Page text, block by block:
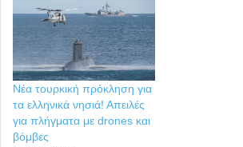
Νέα τουρκική πρόκληση για
τα ελληνικά νησιά! Απειλές
για πλήγματα με drones και
βόμβες